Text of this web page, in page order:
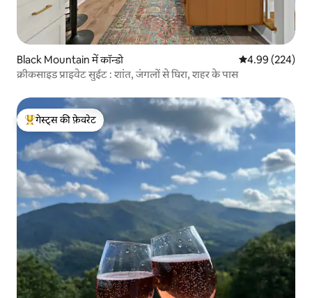
Black Mountain में कॉन्डो औसत रेटिंग 5 में से
4.99 (224)
क्रीकसाइड प्राइवेट सुईट : शांत, जंगलों से घिरा, शहर के पास
गेस्ट्स का टॉप फ़ेवरेट
गेस्ट्स की फ़ेवरेट